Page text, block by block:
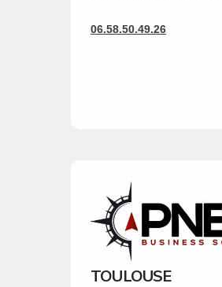
06.58.50.49.26
TOULOUSE